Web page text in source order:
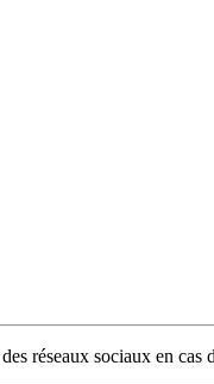
réseaux sociaux en cas